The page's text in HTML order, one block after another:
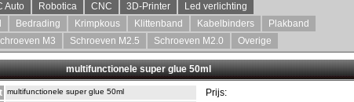
Auto Robotica CNC 3D-Printer
Led verlichting
Bedrading Krimpkous Klittenband Kabelbinders
Plakband
M3 Schroeven M2.5 Schroeven M2.0 Overige
multifunctionele super glue 50ml
multifunctionele super glue 50ml Prijs: